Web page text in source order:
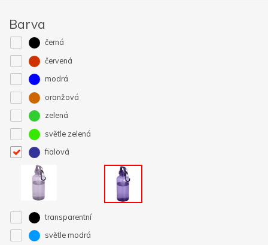
Barva
černá
červená
modrá
oranžová
zelená
světle zelená
fialová
transparentní
světle modrá